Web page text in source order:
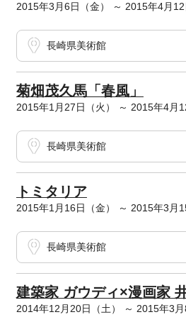
2015年3月6日（金） ～ 2015年4月12
長崎県美術館
菊畑茂久馬「春風」
2015年1月27日（火） ～ 2015年4月
長崎県美術館
トミタリア
2015年1月16日（金） ～ 2015年3月
長崎県美術館
建築家 ガウディ×漫画家
2014年12月20日（土） ～ 2015年3月